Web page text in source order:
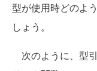
型が使用時どのよ
しょう。
次のように、型